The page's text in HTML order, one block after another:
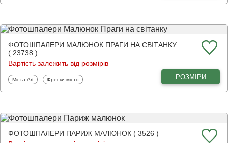
ФОТОШПАЛЕРИ МАЛЮНОК ПРАГИ НА СВІТАНКУ
( 23738 )
Вартість залежить від розмірів
Фотошпалери
Міста Art Фотошпалери
Фрески місто РОЗМІРИ
ФОТОШПАЛЕРИ ПАРИЖ МАЛЮНОК ( 3526 )